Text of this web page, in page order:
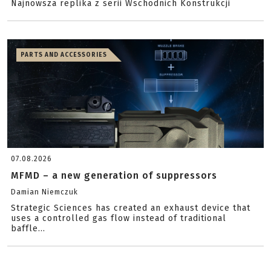
Najnowsza replika z serii Wschodnich Konstrukcji
PARTS AND ACCESSORIES
07.08.2026
MFMD – a new generation of suppressors
Damian Niemczuk
Strategic Sciences has created an exhaust device that
uses a controlled gas flow instead of traditional
baffle...